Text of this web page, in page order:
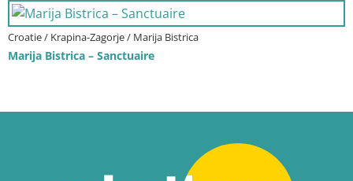
Croatie / Krapina-Zagorje / Marija Bistrica
Marija Bistrica – Sanctuaire